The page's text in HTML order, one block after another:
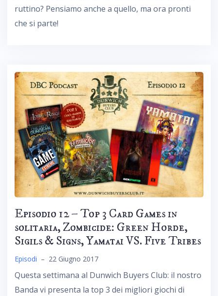
ruttino? Pensiamo anche a quello, ma ora pronti
che si parte!
Episodio 12 – Top 3 Card Games in
solitaria, Zombicide: Green Horde,
Sigils & Signs, Yamatai VS. Five Tribes
Episodi – 22 Giugno 2017
Questa settimana al Dunwich Buyers Club: il nostro
Banda vi presenta la top 3 dei migliori giochi di